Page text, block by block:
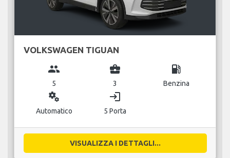
VOLKSWAGEN TIGUAN
group
5
business_center
3
local_gas_station
Benzina
miscellaneous_services
Automatico
login
5 Porta
VISUALIZZA I DETTAGLI...